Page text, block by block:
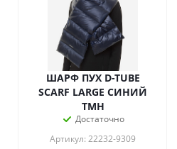
ШАРФ ПУХ D-TUBE
SCARF LARGE СИНИЙ
ТМН
Достаточно
Артикул: 22232-9309